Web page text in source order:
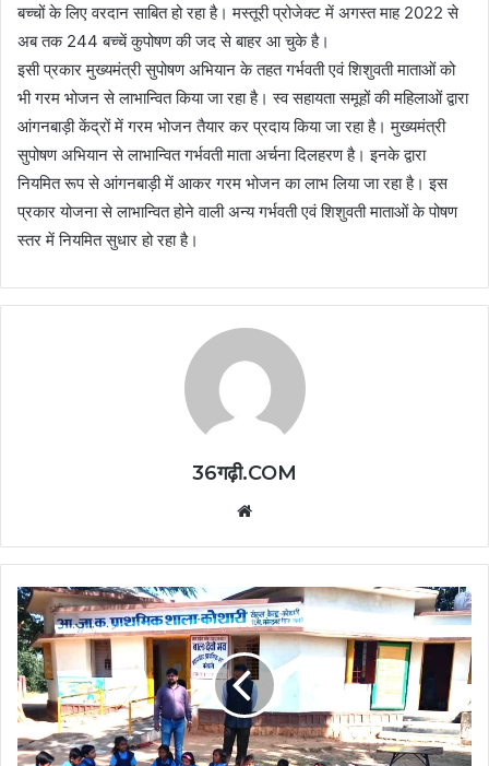
बच्चों के लिए वरदान साबित हो रहा है। मस्तूरी प्रोजेक्ट में अगस्त माह 2022 से
अब तक 244 बच्चें कुपोषण की जद से बाहर आ चुके है।
इसी प्रकार मुख्यमंत्री सुपोषण अभियान के तहत गर्भवती एवं शिशुवती माताओं को
भी गरम भोजन से लाभान्वित किया जा रहा है। स्व सहायता समूहों की महिलाओं द्वारा
आंगनबाड़ी केंद्रों में गरम भोजन तैयार कर प्रदाय किया जा रहा है। मुख्यमंत्री
सुपोषण अभियान से लाभान्वित गर्भवती माता अर्चना दिलहरण है। इनके द्वारा
नियमित रूप से आंगनबाड़ी में आकर गरम भोजन का लाभ लिया जा रहा है। इस
प्रकार योजना से लाभान्वित होने वाली अन्य गर्भवती एवं शिशुवती माताओं के पोषण
स्तर में नियमित सुधार हो रहा है।
36गढ़ी.COM